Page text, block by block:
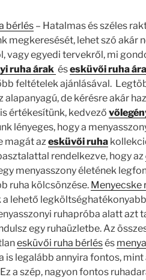
bérlés – Hatalmas és széles
megkeresését, lehet szó akár
vagy egyedi tervekről, mi
ruha árak ésesküvői ruha
feltételek ajánlásával.
alapanyagú, de kérésre akár
is értékesítünk, kedvező
lényeges, hogy a
magát azesküvői ruha
rendelkezve, hogy az
menyasszony életének
ruha kölcsönzése. Menyecske
a lehető
ruhapróba alatt azt
egy ruhaüzletbe. Az
esküvői ruha bérlésés
is legalább annyira fontos, mint
a szép, nagyon fontos